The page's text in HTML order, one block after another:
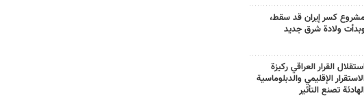
كسر إيران قد سقط،
ولادة شرق جديد
القرار العراقي ركيزة
الإقليمي والدبلوماسية
تصنع التأثير